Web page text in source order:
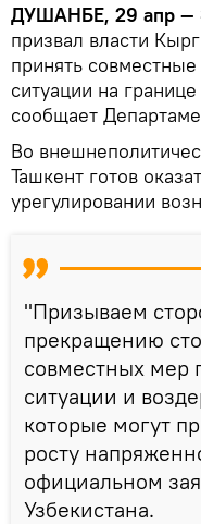
ДУШАНБЕ, 29 апр —
призвал власти
принять
ситуации на
сообщает
Во
Ташкент готов
урегулировании
"Призываем
прекращению
совместных мер
ситуации и
которые могут
росту
официальном
Узбекистана.